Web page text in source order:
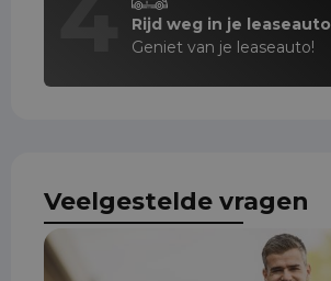
Rijd weg in je leaseauto
Geniet van je leaseauto!
Veelgestelde vragen